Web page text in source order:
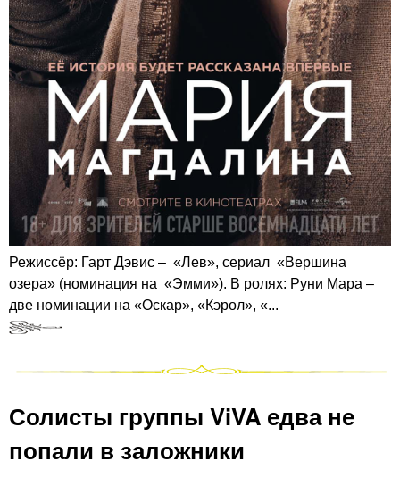
Режиссёр: Гарт Дэвис – «Лев», сериал «Вершина
озера» (номинация на «Эмми»). В ролях: Руни Мара –
две номинации на «Оскар», «Кэрол», «...
Солисты группы ViVA едва не
попали в заложники